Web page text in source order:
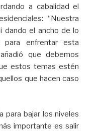
a cabalidad el
“Nuestra
dando el ancho de lo
para enfrentar esta
que debemos
estos temas estén
que hacen caso
para bajar los niveles
importante es salir